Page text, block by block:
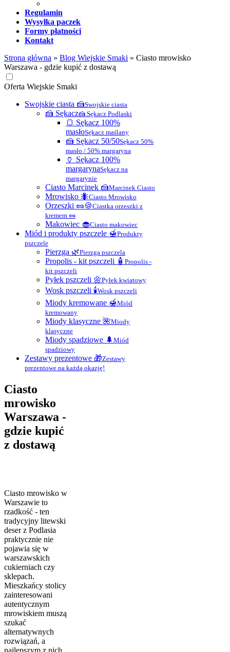
Regulamin
Wysyłka paczek
Formy płatności
Kontakt
Strona główna » Blog Wiejskie Smaki » Ciasto mrowisko
Warszawa - gdzie kupić z dostawą
Oferta Wiejskie Smaki
Swojskie ciasta 🍰Swojskie ciasta
🍰 Sękacz🍰 Sękacz Podlaski
🍞 Sękacz 100%
masłoSękacz maślany
🍰 Sękacz 50/50Sękacz 50%
masło / 50% margaryna
🏺 Sękacz 100%
margarynaSękacz na
margarynie
Ciasto Marcinek 🍰Marcinek Ciasto
Mrowisko 🐜Ciasto Mrowisko
Orzeszki 🥜🍪Ciastka orzeszki z
kremem 🥜
Makowiec 🧁Ciasto makowiec
Miód i produkty pszczele 🍯Produkty
pszczele
Pierzga 🌿Pierzga pszczela
Propolis - kit pszczeli 🧴 Propolis -
kit pszczeli
Pyłek pszczeli 🌼Pyłek kwiatowy
Wosk pszczeli 🕯Wosk pszczeli
Miody kremowane 🍯Miód
kremowany
Miody klasyczne 🌺Miody
klasyczne
Miody spadziowe 🌲 Miód
spadziowy
Zestawy prezentowe 🎁Zestawy
prezentowe na każdą okazję!
Ciasto
mrowisko
Warszawa -
gdzie kupić
z dostawą
Ciasto mrowisko w
Warszawie to
rzadkość - ten
tradycyjny litewski
deser z Podlasia
praktycznie nie
pojawia się w
warszawskich
cukierniach czy
sklepach.
Mieszkańcy stolicy
zainteresowani
autentycznym
mrowiskiem muszą
szukać
alternatywnych
rozwiązań, a
najlepszym z nich